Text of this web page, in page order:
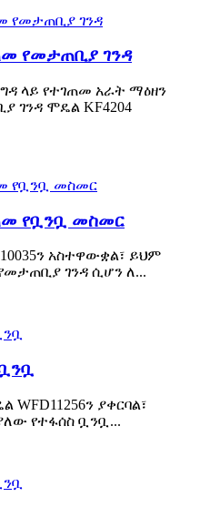
የመታጠቢያ ገንዳ
ላይ የተገጠመ አራት ማዕዘን
ገንዳ ሞዴል KF4204
የቧንቧ መስመር
አስተዋውቋል፣ ይህም
ገንዳ ሲሆን ለ...
WFD11256ን ያቀርባል፣
የተፋሰስ ቧንቧ...